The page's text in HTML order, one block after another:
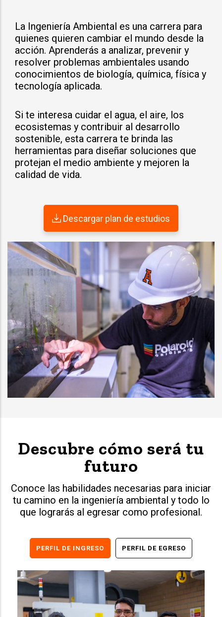
La Ingeniería Ambiental es una carrera para
quienes quieren cambiar el mundo desde la
acción. Aprenderás a analizar, prevenir y
resolver problemas ambientales usando
conocimientos de biología, química, física y
tecnología aplicada.
Si te interesa cuidar el agua, el aire, los
ecosistemas y contribuir al desarrollo
sostenible, esta carrera te brinda las
herramientas para diseñar soluciones que
protejan el medio ambiente y mejoren la
calidad de vida.
Descargar plan de estudios
Descubre cómo será tu
futuro
Conoce las habilidades necesarias para iniciar
tu camino en la ingeniería ambiental y todo lo
que lograrás al egresar como profesional.
PERFIL DE INGRESO PERFIL DE EGRESO